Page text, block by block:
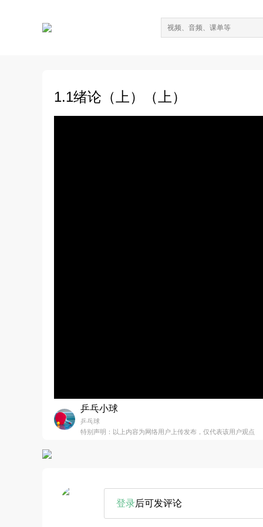
1.1绪论（上）（上）
乒乓小球
乒乓球
特别声明：以上内容为网络用户上传发布，仅代表该用户观点
登录后可发评论